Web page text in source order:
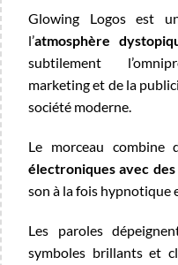
Glowing Logos est
l’atmosphère
subtilement
marketing et de la
société moderne.
Le morceau combine
électroniques avec
son à la fois hypnotique
Les paroles
symboles brillants et